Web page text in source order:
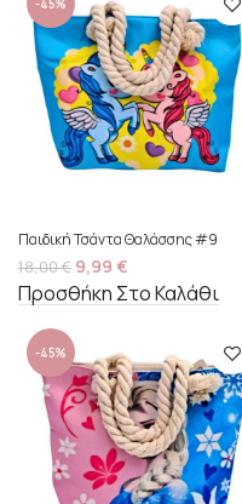
-45%
Παιδική Τσάντα Θαλάσσης #9
18,00€ 9,99 €
Προσθήκη Στο Καλάθι
-45%